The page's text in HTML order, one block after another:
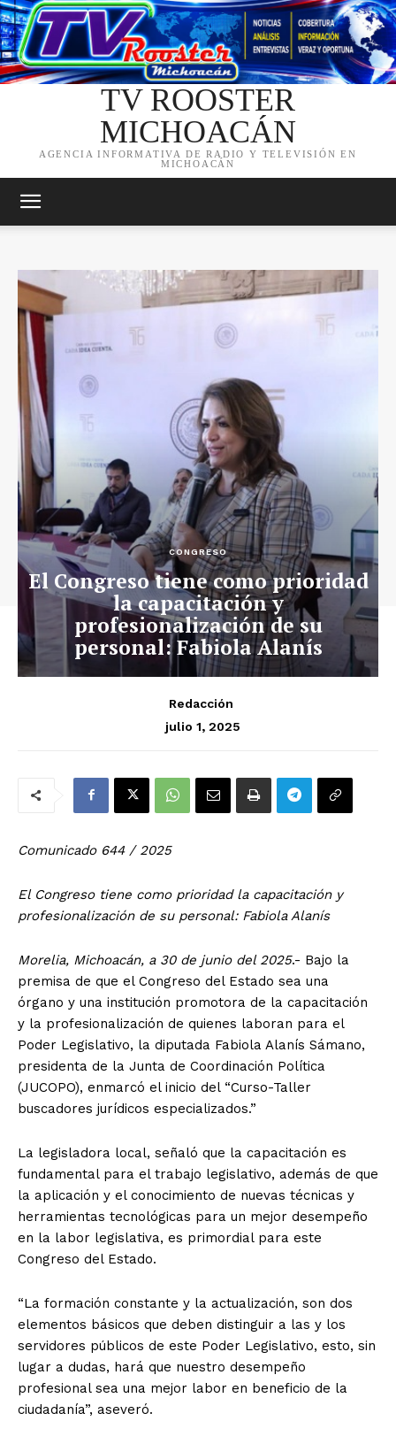
TV ROOSTER
MICHOACÁN
AGENCIA INFORMATIVA DE RADIO Y TELEVISIÓN EN
MICHOACÁN
CONGRESO
El Congreso tiene como prioridad
la capacitación y
profesionalización de su
personal: Fabiola Alanís
Redacción
julio 1, 2025
Comunicado 644 / 2025
El Congreso tiene como prioridad la capacitación y
profesionalización de su personal: Fabiola Alanís
Morelia, Michoacán, a 30 de junio del 2025.- Bajo la
premisa de que el Congreso del Estado sea una
órgano y una institución promotora de la capacitación
y la profesionalización de quienes laboran para el
Poder Legislativo, la diputada Fabiola Alanís Sámano,
presidenta de la Junta de Coordinación Política
(JUCOPO), enmarcó el inicio del “Curso-Taller
buscadores jurídicos especializados.”
La legisladora local, señaló que la capacitación es
fundamental para el trabajo legislativo, además de que
la aplicación y el conocimiento de nuevas técnicas y
herramientas tecnológicas para un mejor desempeño
en la labor legislativa, es primordial para este
Congreso del Estado.
“La formación constante y la actualización, son dos
elementos básicos que deben distinguir a las y los
servidores públicos de este Poder Legislativo, esto, sin
lugar a dudas, hará que nuestro desempeño
profesional sea una mejor labor en beneficio de la
ciudadanía”, aseveró.